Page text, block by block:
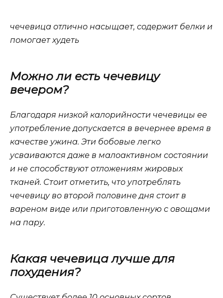
чечевица отлично насыщает, содержит белки и
помогает худеть
Можно ли есть чечевицу
вечером?
Благодаря низкой калорийности чечевицы ее
употребление допускается в вечернее время в
качестве ужина. Эти бобовые легко
усваиваются даже в малоактивном состоянии
и не способствуют отложениям жировых
тканей. Стоит отметить, что употреблять
чечевицу во второй половине дня стоит в
вареном виде или приготовленную с овощами
на пару.
Какая чечевица лучше для
похудения?